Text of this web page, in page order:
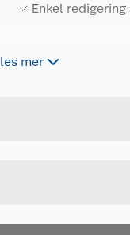
Enkel
les merForpakningsmål